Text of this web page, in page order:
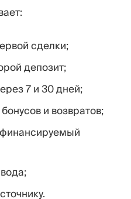
сделки;
депозит;
7 и 30 дней;
и возвратов;